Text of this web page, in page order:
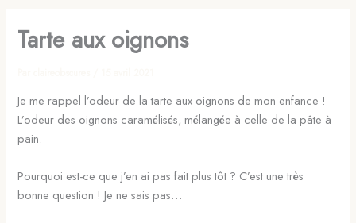
Tarte aux oignons
Je me rappel l’odeur de la tarte aux oignons de mon enfance !
L’odeur des oignons caramélisés, mélangée à celle de la pâte à
pain.
Pourquoi est-ce que j’en ai pas fait plus tôt ? C’est une très
bonne question ! Je ne sais pas…